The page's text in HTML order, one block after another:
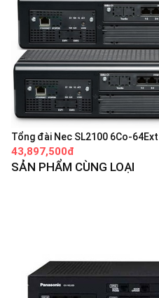
Tổng đài Nec SL2100 6Co-64Ext
43,897,500đ
SẢN PHẨM CÙNG LOẠI